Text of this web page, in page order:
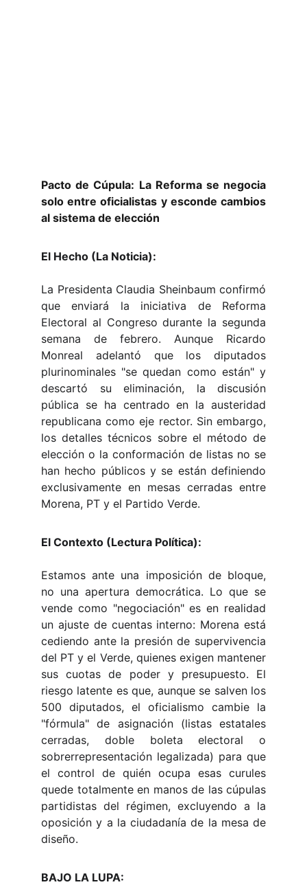
Pacto de Cúpula: La Reforma se negocia
solo entre oficialistas y esconde cambios
al sistema de elección
El Hecho (La Noticia):
La Presidenta Claudia Sheinbaum confirmó
que enviará la iniciativa de Reforma
Electoral al Congreso durante la segunda
semana de febrero. Aunque Ricardo
Monreal adelantó que los diputados
plurinominales "se quedan como están" y
descartó su eliminación, la discusión
pública se ha centrado en la austeridad
republicana como eje rector. Sin embargo,
los detalles técnicos sobre el método de
elección o la conformación de listas no se
han hecho públicos y se están definiendo
exclusivamente en mesas cerradas entre
Morena, PT y el Partido Verde.
El Contexto (Lectura Política):
Estamos ante una imposición de bloque,
no una apertura democrática. Lo que se
vende como "negociación" es en realidad
un ajuste de cuentas interno: Morena está
cediendo ante la presión de supervivencia
del PT y el Verde, quienes exigen mantener
sus cuotas de poder y presupuesto. El
riesgo latente es que, aunque se salven los
500 diputados, el oficialismo cambie la
"fórmula" de asignación (listas estatales
cerradas, doble boleta electoral o
sobrerrepresentación legalizada) para que
el control de quién ocupa esas curules
quede totalmente en manos de las cúpulas
partidistas del régimen, excluyendo a la
oposición y a la ciudadanía de la mesa de
diseño.
BAJO LA LUPA: